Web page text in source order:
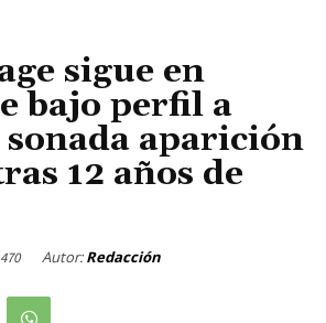
sigue en
bajo perfil a
sonada aparición
12 años de
470 Autor: Redacción